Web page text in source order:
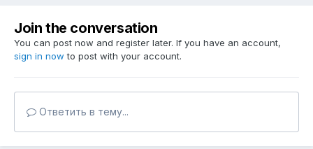
Join the conversation
You can post now and register later. If you have an account,
sign in now to post with your account.
Ответить в тему...